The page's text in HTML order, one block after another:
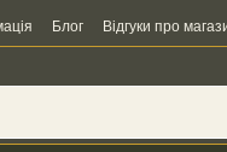
Блог Відгуки про